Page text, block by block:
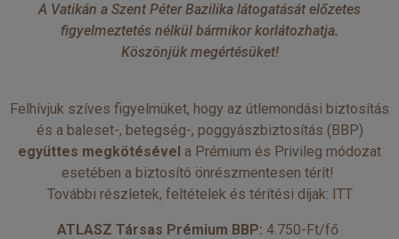
A Vatikán a Szent Péter Bazilika látogatását előzetes
figyelmeztetés nélkül bármikor korlátozhatja.
Köszönjük megértésüket!
Felhívjuk szíves figyelmüket, hogy az útlemondási biztosítás
és a baleset-, betegség-, poggyászbiztosítás (BBP)
együttes megkötésével a Prémium és Privileg módozat
esetében a biztosító önrészmentesen térít!
További részletek, feltételek és térítési díjak: ITT
ATLASZ Társas Prémium BBP: 4.750-Ft/fő